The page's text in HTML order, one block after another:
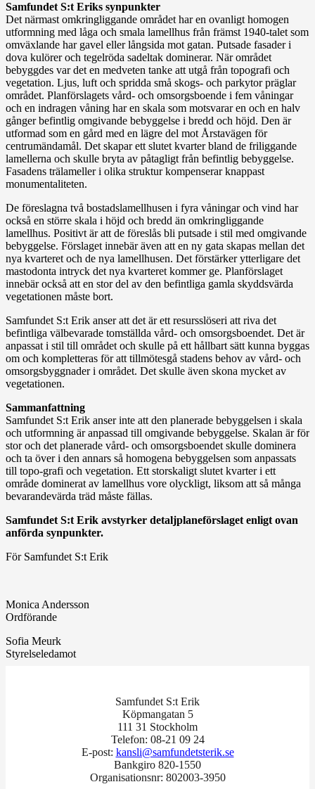
Samfundet S:t Eriks synpunkter
Det närmast omkringliggande området har en ovanligt homogen
utformning med låga och smala lamellhus från främst 1940-talet som
omväxlande har gavel eller långsida mot gatan. Putsade fasader i
dova kulörer och tegelröda sadeltak dominerar. När området
bebyggdes var det en medveten tanke att utgå från topografi och
vegetation. Ljus, luft och spridda små skogs- och parkytor präglar
området. Planförslagets vård- och omsorgsboende i fem våningar
och en indragen våning har en skala som motsvarar en och en halv
gånger befintlig omgivande bebyggelse i bredd och höjd. Den är
utformad som en gård med en lägre del mot Årstavägen för
centrumändamål. Det skapar ett slutet kvarter bland de friliggande
lamellerna och skulle bryta av påtagligt från befintlig bebyggelse.
Fasadens trälameller i olika struktur kompenserar knappast
monumentaliteten.
De föreslagna två bostadslamellhusen i fyra våningar och vind har
också en större skala i höjd och bredd än omkringliggande
lamellhus. Positivt är att de föreslås bli putsade i stil med omgivande
bebyggelse. Förslaget innebär även att en ny gata skapas mellan det
nya kvarteret och de nya lamellhusen. Det förstärker ytterligare det
mastodonta intryck det nya kvarteret kommer ge. Planförslaget
innebär också att en stor del av den befintliga gamla skyddsvärda
vegetationen måste bort.
Samfundet S:t Erik anser att det är ett resursslöseri att riva det
befintliga välbevarade tomställda vård- och omsorgsboendet. Det är
anpassat i stil till området och skulle på ett hållbart sätt kunna byggas
om och kompletteras för att tillmötesgå stadens behov av vård- och
omsorgsbyggnader i området. Det skulle även skona mycket av
vegetationen.
Sammanfattning
Samfundet S:t Erik anser inte att den planerade bebyggelsen i skala
och utformning är anpassad till omgivande bebyggelse. Skalan är för
stor och det planerade vård- och omsorgsboendet skulle dominera
och ta över i den annars så homogena bebyggelsen som anpassats
till topo-grafi och vegetation. Ett storskaligt slutet kvarter i ett
område dominerat av lamellhus vore olyckligt, liksom att så många
bevarandevärda träd måste fällas.
Samfundet S:t Erik avstyrker detaljplaneförslaget enligt ovan
anförda synpunkter.
För Samfundet S:t Erik
Monica Andersson
Ordförande
Sofia Meurk
Styrelseledamot
Samfundet S:t Erik
Köpmangatan 5
111 31 Stockholm
Telefon: 08-21 09 24
E-post: kansli@samfundetsterik.se
Bankgiro 820-1550
Organisationsnr: 802003-3950